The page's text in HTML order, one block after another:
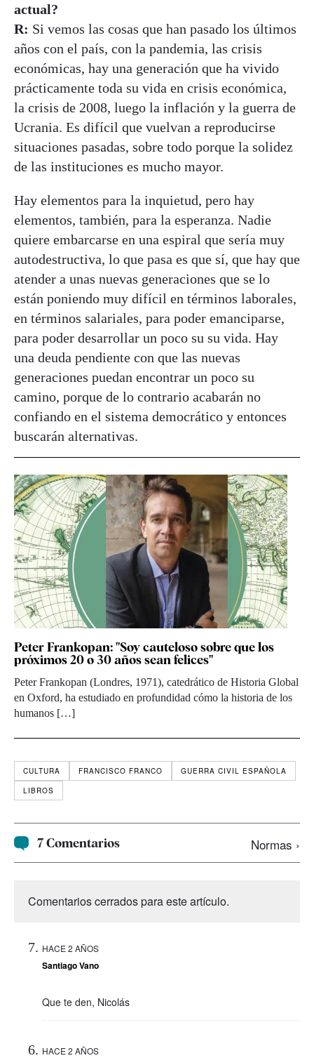
actual?
R: Si vemos las cosas que han pasado los últimos
años con el país, con la pandemia, las crisis
económicas, hay una generación que ha vivido
prácticamente toda su vida en crisis económica,
la crisis de 2008, luego la inflación y la guerra de
Ucrania. Es difícil que vuelvan a reproducirse
situaciones pasadas, sobre todo porque la solidez
de las instituciones es mucho mayor.
Hay elementos para la inquietud, pero hay
elementos, también, para la esperanza. Nadie
quiere embarcarse en una espiral que sería muy
autodestructiva, lo que pasa es que sí, que hay que
atender a unas nuevas generaciones que se lo
están poniendo muy difícil en términos laborales,
en términos salariales, para poder emanciparse,
para poder desarrollar un poco su su vida. Hay
una deuda pendiente con que las nuevas
generaciones puedan encontrar un poco su
camino, porque de lo contrario acabarán no
confiando en el sistema democrático y entonces
buscarán alternativas.
Peter Frankopan: "Soy cauteloso sobre que los
próximos 20 o 30 años sean felices"
Peter Frankopan (Londres, 1971), catedrático de Historia Global
en Oxford, ha estudiado en profundidad cómo la historia de los
humanos […]
CULTURA FRANCISCO FRANCO
GUERRA CIVIL ESPAÑOLA
LIBROS
7 Comentarios Normas ›
Comentarios cerrados para este artículo.
HACE 2 AÑOS
Santiago Vano
Que te den, Nicolás
HACE 2 AÑOS